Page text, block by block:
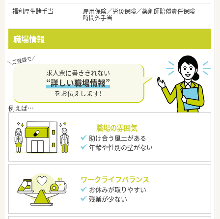
福利厚生諸手当
雇用保険／労災保険／薬剤師賠償責任保険
時間外手当
職場情報
求人票に書ききれない
“詳しい職場情報”
をお伝えします！
職場の雰囲気
助け合う風土がある
年齢や性別の壁がない
ワークライフバランス
お休みが取りやすい
残業が少ない